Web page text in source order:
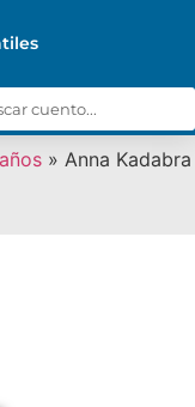
» Anna Kadabra